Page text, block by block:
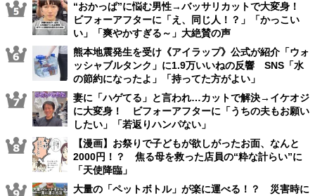
“おかっぱ”に悩む男性→バッサリカットで大変身！
ビフォーアフターに「え、同じ人！？」「かっこい
い」「爽やかすぎる～」大絶賛の声
熊本地震発生を受け《アイラップ》公式が紹介「ウォ
ッシャブルタンク」に1.9万いいねの反響 SNS「水
の節約になったよ」「持ってた方がよい」
妻に「ハゲてる」と言われ…カットで解決→イケオジ
に大変身！ ビフォーアフターに「うちの夫もお願い
したい」「若返りハンパない」
【漫画】お祭りで子どもが欲しがったお面、なんと
2000円！？ 焦る母を救った店員の“粋な計らい”に
「天使降臨」
大量の「ペットボトル」が楽に運べる！？ 災害時に